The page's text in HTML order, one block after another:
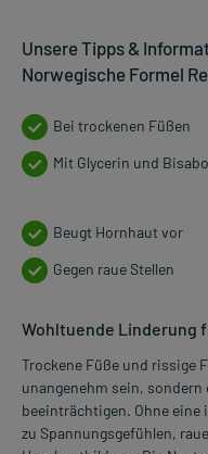
Unsere Tipps &
Norwegische Formel
Bei trockenen Füßen
Mit Glycerin und
Beugt Hornhaut vor
Gegen raue Stellen
Wohltuende Linderung
Trockene Füße und rissige
unangenehm sein,
beeinträchtigen. Ohne eine
zu Spannungsgefühlen,